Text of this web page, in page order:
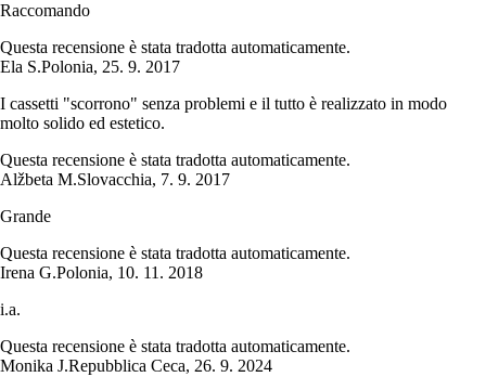
Raccomando
Questa recensione è stata tradotta automaticamente.
Ela S.Polonia, 25. 9. 2017
I cassetti "scorrono" senza problemi e il tutto è realizzato in modo
molto solido ed estetico.
Questa recensione è stata tradotta automaticamente.
Alžbeta M.Slovacchia, 7. 9. 2017
Grande
Questa recensione è stata tradotta automaticamente.
Irena G.Polonia, 10. 11. 2018
i.a.
Questa recensione è stata tradotta automaticamente.
Monika J.Repubblica Ceca, 26. 9. 2024